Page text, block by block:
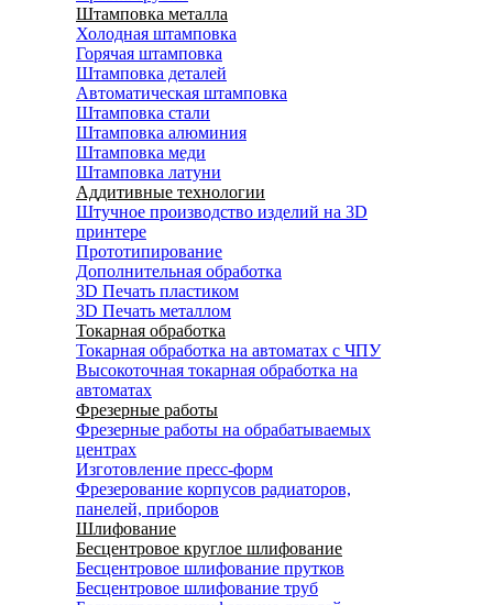
Штамповка металла
Холодная штамповка
Горячая штамповка
Штамповка деталей
Автоматическая штамповка
Штамповка стали
Штамповка алюминия
Штамповка меди
Штамповка латуни
Аддитивные технологии
Штучное производство изделий на 3D
принтере
Прототипирование
Дополнительная обработка
3D Печать пластиком
3D Печать металлом
Токарная обработка
Токарная обработка на автоматах с ЧПУ
Высокоточная токарная обработка на
автоматах
Фрезерные работы
Фрезерные работы на обрабатываемых
центрах
Изготовление пресс-форм
Фрезерование корпусов радиаторов,
панелей, приборов
Шлифование
Бесцентровое круглое шлифование
Бесцентровое шлифование прутков
Бесцентровое шлифование труб